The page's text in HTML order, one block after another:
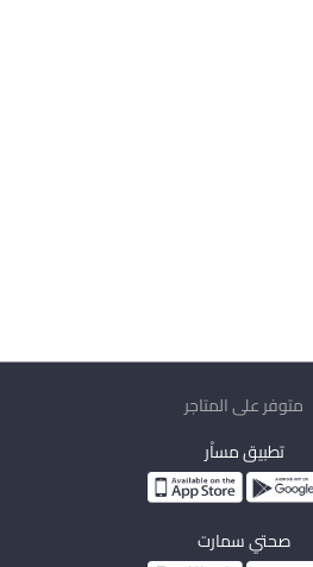
متوفر على المتاجر
تطبيق مساْر
صحتي سمارت